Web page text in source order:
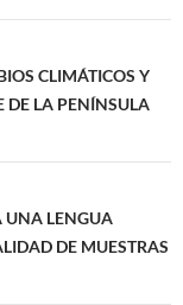
CLIMÁTICOS Y
DE LA PENÍNSULA
UNA LENGUA
DE MUESTRAS